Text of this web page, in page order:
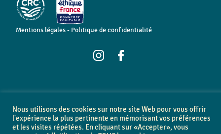
Mentions légales- Politique de confidentialité
© Copyright 2026 • Tous droits réservés • Conception graphique &
digitale Athome Studio
Nous utilisons des cookies sur notre site Web pour vous offrir
l'expérience la plus pertinente en mémorisant vos préférences
et les visites répétées. En cliquant sur «Accepter», vous